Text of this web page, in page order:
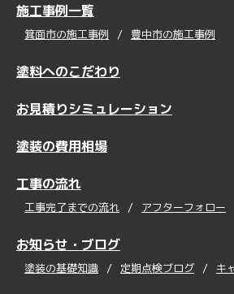
施工事例一覧
箕面市の施工事例 豊中市の施工事例
塗料へのこだわり
お見積りシミュレーション
塗装の費用相場
工事の流れ
工事完了までの流れ アフターフォロー
お知らせ・ブログ
塗装の基礎知識 定期点検ブログ キ